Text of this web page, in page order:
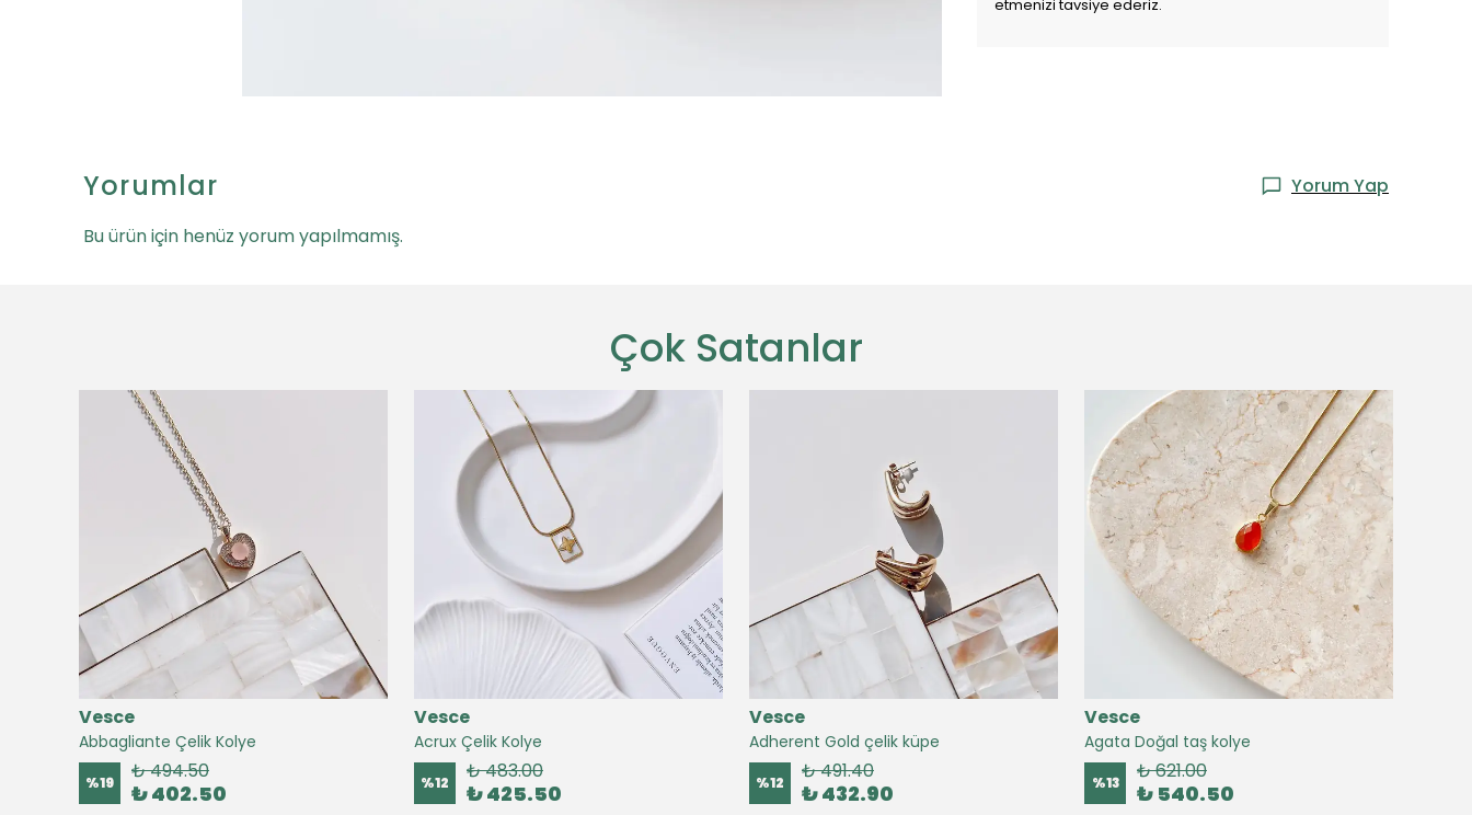
etmenizi tavsiye ederiz.
Yorumlar
Yorum Yap
Bu ürün için henüz yorum yapılmamış.
Çok Satanlar
Vesce
Abbagliante Çelik Kolye
%19 ₺ 494.50
₺ 402.50
Vesce
Acrux Çelik Kolye
%12 ₺ 483.00
₺ 425.50
Vesce
Adherent Gold çelik küpe
%12 ₺ 491.40
₺ 432.90
Vesce
Agata Doğal taş kolye
%13 ₺ 621.00
₺ 540.50